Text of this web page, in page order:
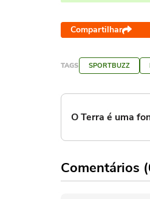
Compartilhar
TAGS SPORTBUZZ
O Terra é uma
Comentários